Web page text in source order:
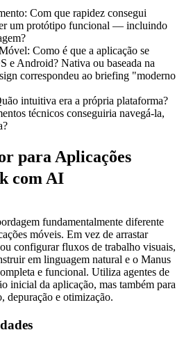
Com que rapidez consegui
um protótipo funcional — incluindo
Como é que a aplicação se
e Android? Nativa ou baseada na
correspondeu ao briefing "moderno
intuitiva era a própria plataforma?
técnicos conseguiria navegá-la,
para Aplicações
com AI
fundamentalmente diferente
móveis. Em vez de arrastar
configurar fluxos de trabalho visuais,
em linguagem natural e o Manus
e funcional. Utiliza agentes de
inicial da aplicação, mas também para
depuração e otimização.